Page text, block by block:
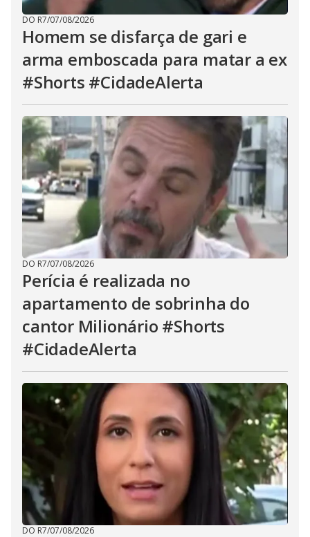
DO R7/07/08/2026
Homem se disfarça de gari e
arma emboscada para matar a ex
#Shorts #CidadeAlerta
DO R7/07/08/2026
Perícia é realizada no
apartamento de sobrinha do
cantor Milionário #Shorts
#CidadeAlerta
DO R7/07/08/2026